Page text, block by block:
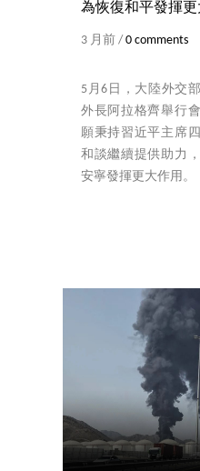
為恢復和平發揮更
3 月前 / 0 comments
5月6日，大陸外交
外長阿拉格齊舉行
願秉持習近平主席
和談繼續提供助力
安寧發揮更大作用。